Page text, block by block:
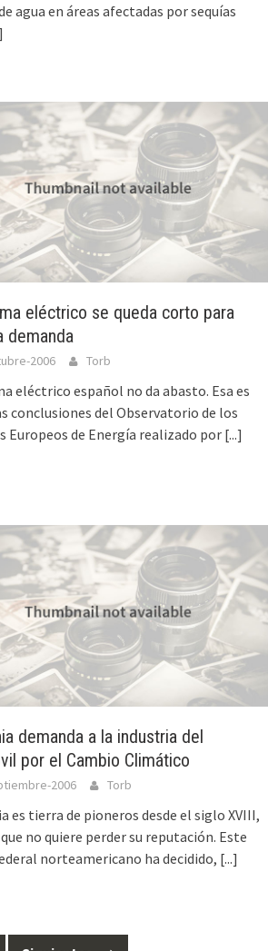
agua en áreas afectadas por sequías
eléctrico se queda corto para
demanda
2006 Torb
eléctrico español no da abasto. Esa es
conclusiones del Observatorio de los
Europeos de Energía realizado por [...]
demanda a la industria del
por el Cambio Climático
2006 Torb
es tierra de pioneros desde el siglo XVIII,
no quiere perder su reputación. Este
norteamericano ha decidido, [...]